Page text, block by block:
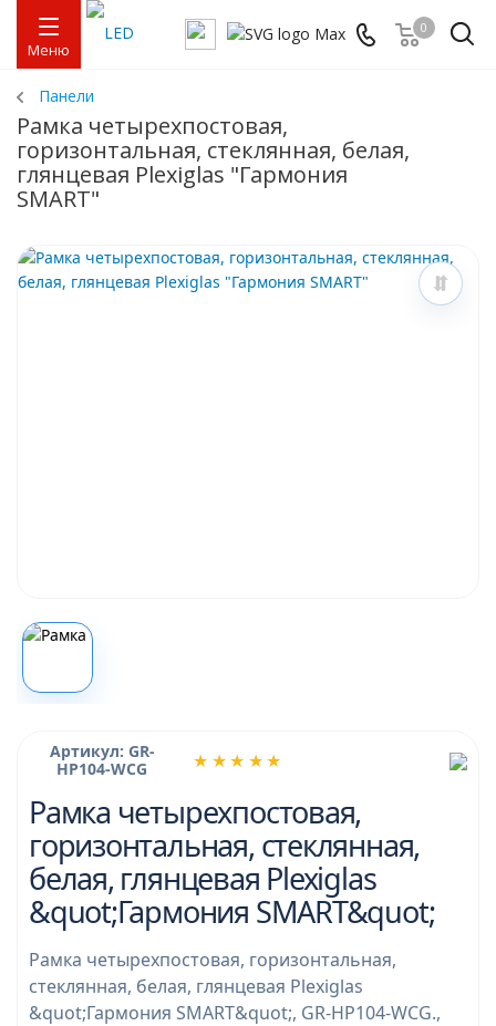
Меню
0
Панели
Рамка четырехпостовая,
горизонтальная, стеклянная, белая,
глянцевая Plexiglas "Гармония
SMART"
★★★★★
Артикул: GR-
HP104-WCG
Рамка четырехпостовая,
горизонтальная, стеклянная,
белая, глянцевая Plexiglas
&quot;Гармония SMART&quot;
Рамка четырехпостовая, горизонтальная,
стеклянная, белая, глянцевая Plexiglas
&quot;Гармония SMART&quot;, GR-HP104-WCG.,